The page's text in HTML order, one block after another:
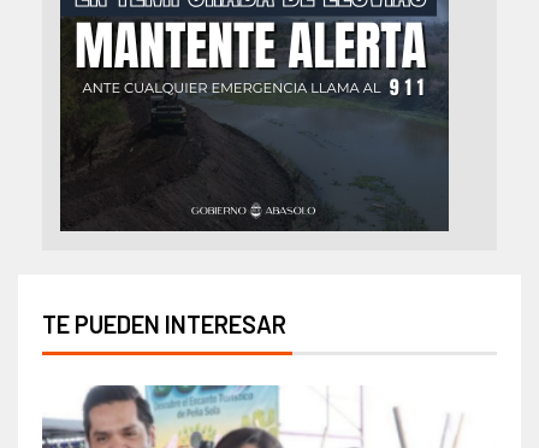
TE PUEDEN INTERESAR